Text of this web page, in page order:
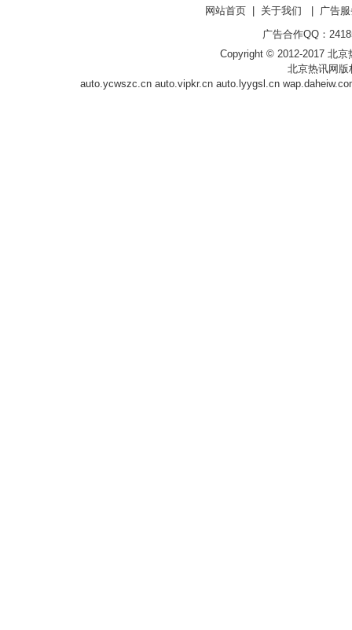
网站首页 关于我们
广告
广告合作QQ：
Copyright © 2012-2017 北
北京热讯网
auto.ycwszc.cn auto.vipkr.cn auto.lyygsl.cn